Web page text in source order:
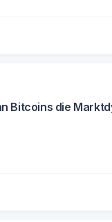
Bitcoins die